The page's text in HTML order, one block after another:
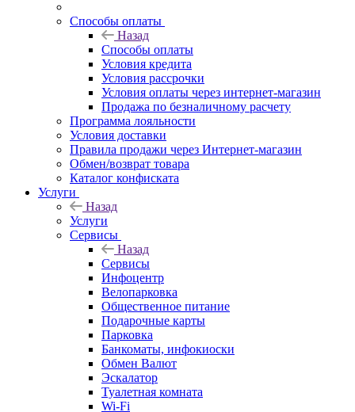
Способы оплаты
Назад
Способы оплаты
Условия кредита
Условия рассрочки
Условия оплаты через интернет-магазин
Продажа по безналичному расчету
Программа лояльности
Условия доставки
Правила продажи через Интернет-магазин
Обмен/возврат товара
Каталог конфиската
Услуги
Назад
Услуги
Сервисы
Назад
Сервисы
Инфоцентр
Велопарковка
Общественное питание
Подарочные карты
Парковка
Банкоматы, инфокиоски
Обмен Валют
Эскалатор
Туалетная комната
Wi-Fi